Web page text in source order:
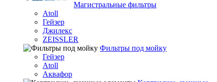
Магистральные фильтры
Atoll
Гейзер
Джилекс
ZEISSLER
Фильтры под мойку
Гейзер
Atoll
Аквафор